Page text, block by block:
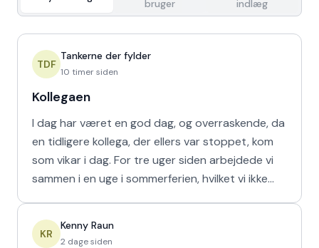
bruger indlæg
TDF
Tankerne der fylder
10 timer siden
Kollegaen
I dag har været en god dag, og overraskende, da
en tidligere kollega, der ellers var stoppet, kom
som vikar i dag. For tre uger siden arbejdede vi
sammen i en uge i sommerferien, hvilket vi ikke
KR
Kenny Raun
2 dage siden